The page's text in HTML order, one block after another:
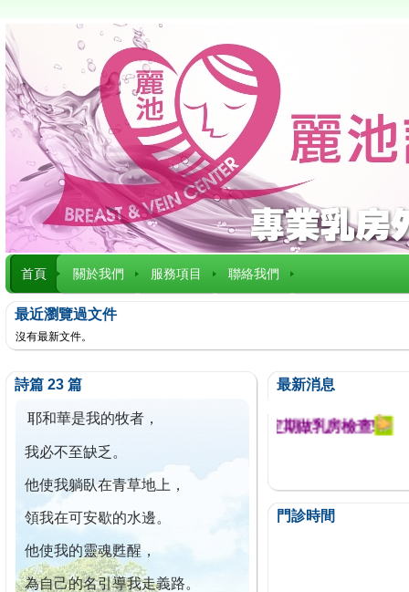
首頁 關於我們 服務項目 聯絡我們
最近瀏覽過文件
沒有最新文件。
詩篇 23 篇
耶和華是我的牧者，
我必不至缺乏。
他使我躺臥在青草地上，
領我在可安歇的水邊。
他使我的靈魂甦醒，
為自己的名引導我走義路。
最新消息
迄今已篩檢出1700位乳癌患者,提醒您定期做乳房檢查!
門診時間